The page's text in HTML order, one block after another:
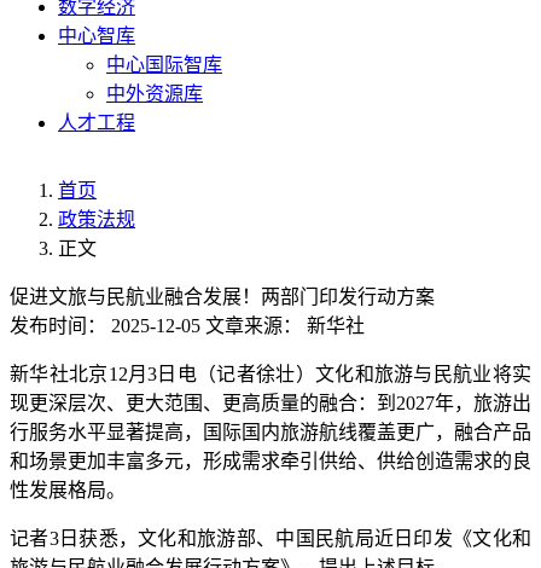
数字经济
中心智库
中心国际智库
中外资源库
人才工程
首页
政策法规
正文
促进文旅与民航业融合发展！两部门印发行动方案
发布时间：
2025-12-05 文章来源： 新华社
新华社北京12月3日电（记者徐壮）文化和旅游与民航业将实
现更深层次、更大范围、更高质量的融合：到2027年，旅游出
行服务水平显著提高，国际国内旅游航线覆盖更广，融合产品
和场景更加丰富多元，形成需求牵引供给、供给创造需求的良
性发展格局。
记者3日获悉，文化和旅游部、中国民航局近日印发《文化和